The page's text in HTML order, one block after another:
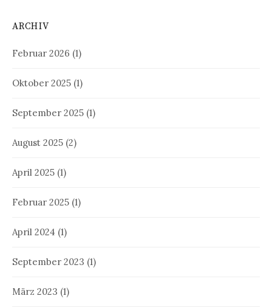
ARCHIV
Februar 2026 (1)
Oktober 2025 (1)
September 2025 (1)
August 2025 (2)
April 2025 (1)
Februar 2025 (1)
April 2024 (1)
September 2023 (1)
März 2023 (1)